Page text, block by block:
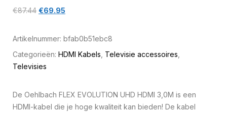
€87.44 €69.95
Artikelnummer: bfab0b51ebc8
Categorieën: HDMI Kabels Televisie accessoires
Televisies
De Oehlbach FLEX EVOLUTION UHD HDMI 3,0M is een
HDMI-kabel die je hoge kwaliteit kan bieden! De kabel